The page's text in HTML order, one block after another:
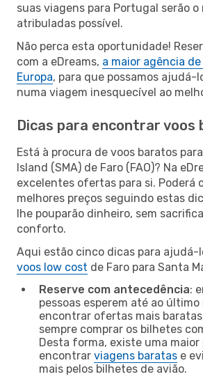
suas viagens para Portugal serão o
atribuladas possível.
Não perca esta oportunidade!
com a eDreams, a maior agência
Europa, para que possamos ajudá-
numa viagem inesquecível ao
Dicas para encontrar voos
Está à procura de voos baratos
Island (SMA) de Faro (FAO)? Na
excelentes ofertas para si. Poderá
melhores preços seguindo estas
lhe pouparão dinheiro, sem
conforto.
Aqui estão cinco dicas para ajudá-
voos low cost de Faro para Santa
Reserve com antecedência:
pessoas esperem até ao
encontrar ofertas mais
sempre comprar os bilhetes
Desta forma, existe uma
encontrar viagens baratas e
mais pelos bilhetes de avião.